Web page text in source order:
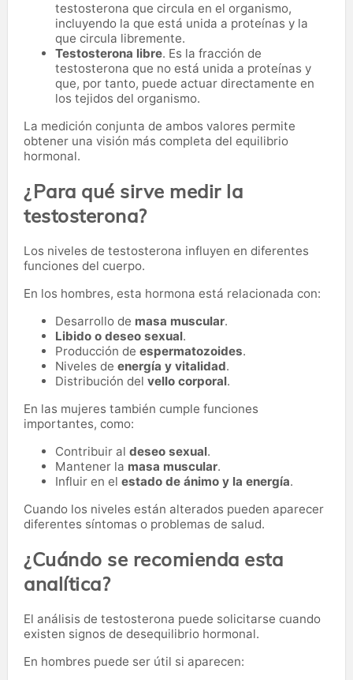
testosterona que circula en el organismo,
incluyendo la que está unida a proteínas y la
que circula libremente.
Testosterona libre. Es la fracción de
testosterona que no está unida a proteínas y
que, por tanto, puede actuar directamente en
los tejidos del organismo.
La medición conjunta de ambos valores permite
obtener una visión más completa del equilibrio
hormonal.
¿Para qué sirve medir la
testosterona?
Los niveles de testosterona influyen en diferentes
funciones del cuerpo.
En los hombres, esta hormona está relacionada con:
Desarrollo de masa muscular.
Libido o deseo sexual.
Producción de espermatozoides.
Niveles de energía y vitalidad.
Distribución del vello corporal.
En las mujeres también cumple funciones
importantes, como:
Contribuir al deseo sexual.
Mantener la masa muscular.
Influir en el estado de ánimo y la energía.
Cuando los niveles están alterados pueden aparecer
diferentes síntomas o problemas de salud.
¿Cuándo se recomienda esta
analítica?
El análisis de testosterona puede solicitarse cuando
existen signos de desequilibrio hormonal.
En hombres puede ser útil si aparecen: